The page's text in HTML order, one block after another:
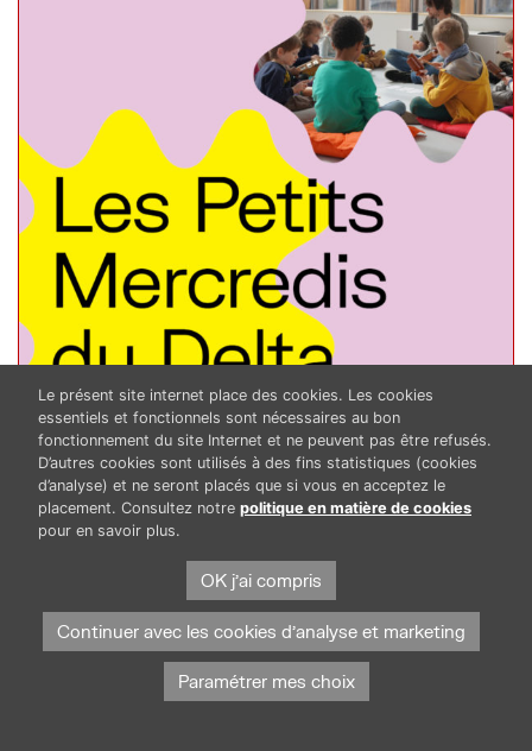
4-6 ans , Ateliers , Les petits mercredis
Les Petits mercredis – 4 à 6 ans
PLUS D'INFOS
Le présent site internet place des cookies. Les cookies
essentiels et fonctionnels sont nécessaires au bon
fonctionnement du site Internet et ne peuvent pas être refusés.
D’autres cookies sont utilisés à des fins statistiques (cookies
d’analyse) et ne seront placés que si vous en acceptez le
placement. Consultez notre politique en matière de cookies
pour en savoir plus.
OK j'ai compris
Continuer avec les cookies d'analyse et marketing
Paramétrer mes choix